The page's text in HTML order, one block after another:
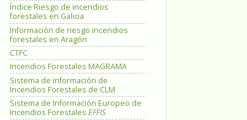
Índice Riesgo de incendios
forestales en Galicia
Información de riesgo incendios
forestales en Aragón
CTFC
Incendios Forestales MAGRAMA
Sistema de información de
Incendios Forestales de CLM
Sistema de Información Europeo de
Incendios Forestales EFFIS